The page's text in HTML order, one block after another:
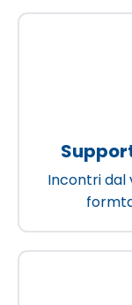
Incontri dal